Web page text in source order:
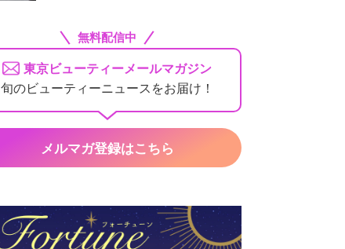
無料配信中
東京ビューティーメールマガジン
旬のビューティーニュースをお届け！
メルマガ登録はこちら